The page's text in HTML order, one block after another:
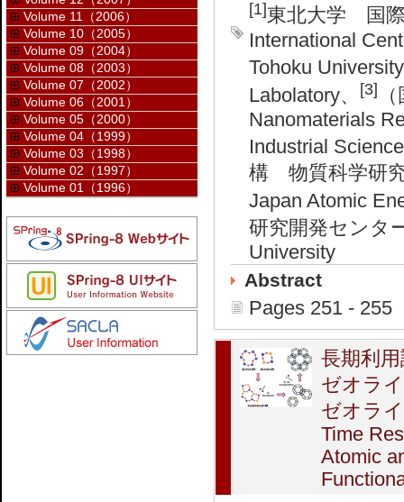
[1]東北大学 国
International
Tohoku
Labolatory、
[3]
Nanomaterials
Industrial
構 物質科学研
Japan Atomic
研究開発センタ
University
Abstract
Pages 251 - 255
長期利
ゼオラ
ゼオラ
Time
Atomic
Volume 11（2006）
Volume 10（2005）
Volume 09（2004）
Volume 08（2003）
Volume 07（2002）
Volume 06（2001）
Volume 05（2000）
Volume 04（1999）
Volume 03（1998）
Volume 02（1997）
Volume 01（1996）